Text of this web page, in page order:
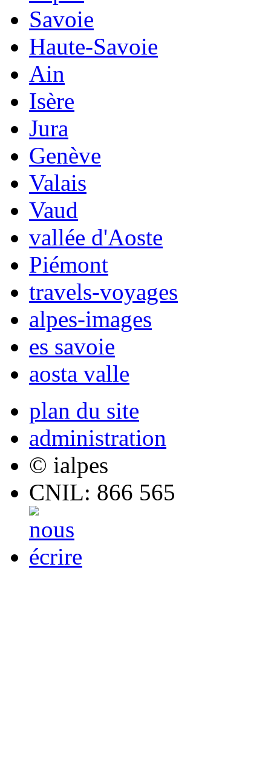
Savoie
Haute-Savoie
Ain
Isère
Jura
Genève
Valais
Vaud
vallée d'Aoste
Piémont
travels-voyages
alpes-images
es savoie
aosta valle
plan du site
administration
© ialpes
CNIL: 866 565